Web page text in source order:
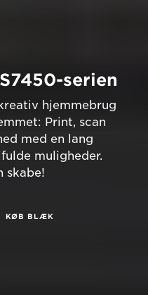
serien
hjemmebrug
Print, scan
med en lang
muligheder.
skabe!
KØB BLÆK